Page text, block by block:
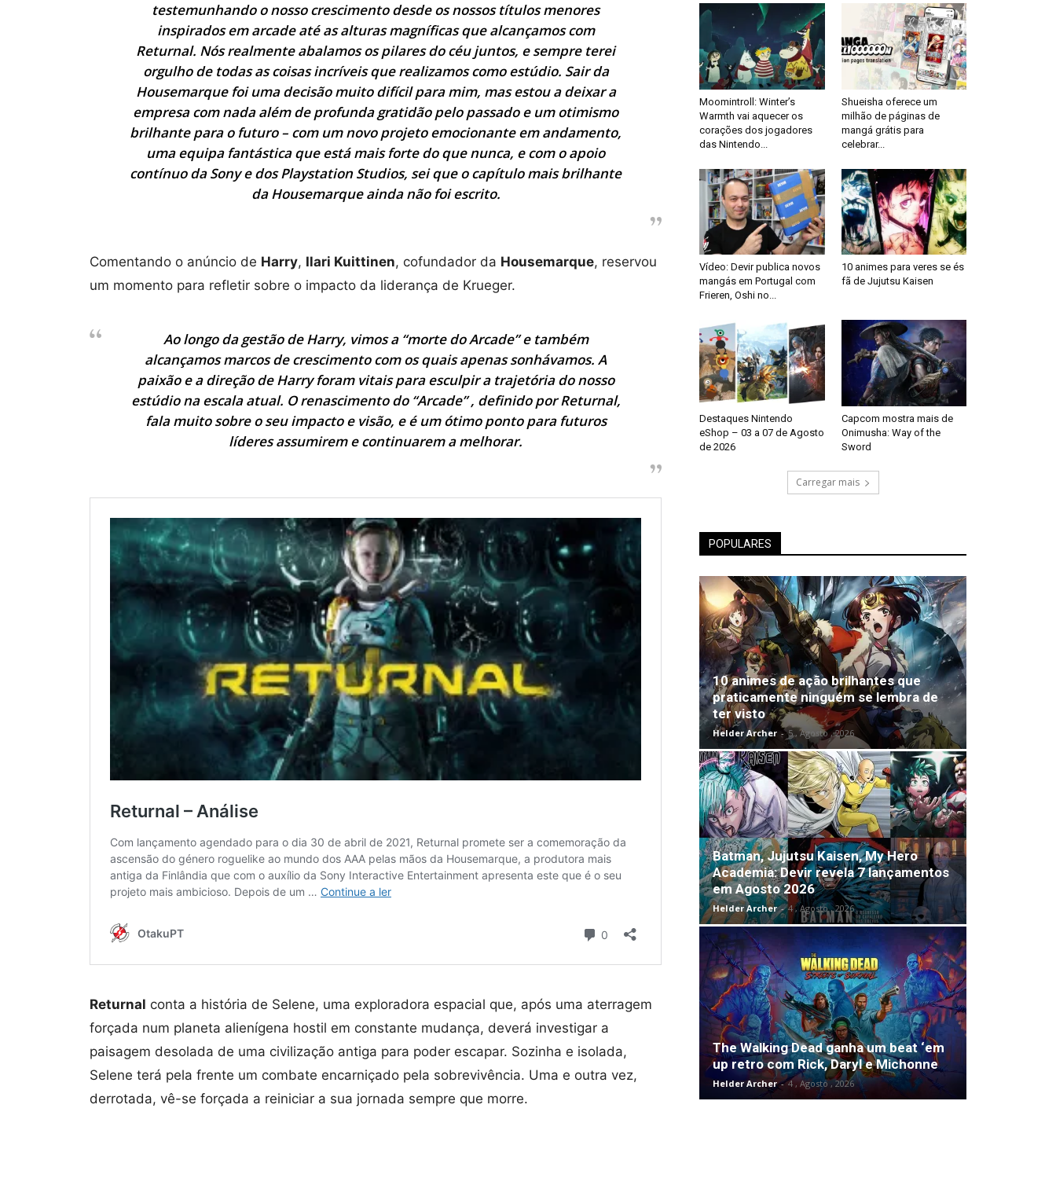
testemunhando o nosso crescimento desde os nossos títulos menores
inspirados em arcade até as alturas magníficas que alcançamos com
Returnal. Nós realmente abalamos os pilares do céu juntos, e sempre terei
orgulho de todas as coisas incríveis que realizamos como estúdio. Sair da
Housemarque foi uma decisão muito difícil para mim, mas estou a deixar a
empresa com nada além de profunda gratidão pelo passado e um otimismo
brilhante para o futuro – com um novo projeto emocionante em andamento,
uma equipa fantástica que está mais forte do que nunca, e com o apoio
contínuo da Sony e dos Playstation Studios, sei que o capítulo mais brilhante
da Housemarque ainda não foi escrito.
Comentando o anúncio de Harry, Ilari Kuittinen, cofundador da Housemarque, reservou
um momento para refletir sobre o impacto da liderança de Krueger.
Ao longo da gestão de Harry, vimos a “morte do Arcade” e também
alcançamos marcos de crescimento com os quais apenas sonhávamos. A
paixão e a direção de Harry foram vitais para esculpir a trajetória do nosso
estúdio na escala atual. O renascimento do “Arcade” , definido por Returnal,
fala muito sobre o seu impacto e visão, e é um ótimo ponto para futuros
líderes assumirem e continuarem a melhorar.
Returnal conta a história de Selene, uma exploradora espacial que, após uma aterragem
forçada num planeta alienígena hostil em constante mudança, deverá investigar a
paisagem desolada de uma civilização antiga para poder escapar. Sozinha e isolada,
Selene terá pela frente um combate encarniçado pela sobrevivência. Uma e outra vez,
derrotada, vê-se forçada a reiniciar a sua jornada sempre que morre.
Moomintroll: Winter’s
Warmth vai aquecer os
corações dos jogadores
das Nintendo...
Shueisha oferece um
milhão de páginas de
mangá grátis para
celebrar...
Vídeo: Devir publica novos
mangás em Portugal com
Frieren, Oshi no...
10 animes para veres se és
fã de Jujutsu Kaisen
Destaques Nintendo
eShop – 03 a 07 de Agosto
de 2026
Capcom mostra mais de
Onimusha: Way of the
Sword
Carregar mais
POPULARES
10 animes de ação brilhantes que
praticamente ninguém se lembra de
ter visto
Helder Archer - 5 , Agosto , 2026
Batman, Jujutsu Kaisen, My Hero
Academia: Devir revela 7 lançamentos
em Agosto 2026
Helder Archer - 4 , Agosto , 2026
The Walking Dead ganha um beat ‘em
up retro com Rick, Daryl e Michonne
Helder Archer - 4 , Agosto , 2026